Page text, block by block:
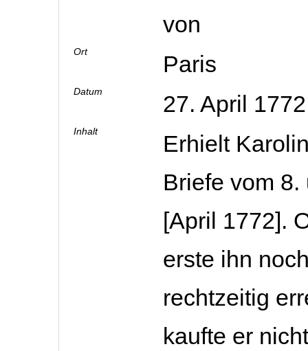
von
Ort Paris
Datum 27. April
Inhalt
Erhielt
Briefe vom 8.
[April 1772].
erste ihn
rechtzeitig
kaufte er